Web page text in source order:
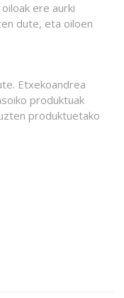
ere aurki
dute, eta oiloen
Etxekoandrea
produktuak
produktuetako